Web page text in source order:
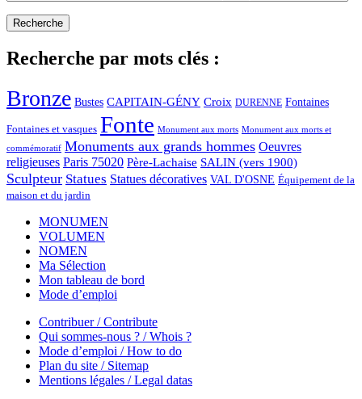
Recherche par mots clés :
Bronze Bustes CAPITAIN-GÉNY Croix DURENNE Fontaines
Fontaines et vasques Fonte Monument aux morts Monument aux morts et
commémoratif Monuments aux grands hommes Oeuvres
religieuses Paris 75020 Père-Lachaise SALIN (vers 1900)
Sculpteur Statues Statues décoratives VAL D'OSNE Équipement de la
maison et du jardin
MONUMEN
VOLUMEN
NOMEN
Ma Sélection
Mon tableau de bord
Mode d’emploi
Contribuer / Contribute
Qui sommes-nous ? / Whois ?
Mode d’emploi / How to do
Plan du site / Sitemap
Mentions légales / Legal datas